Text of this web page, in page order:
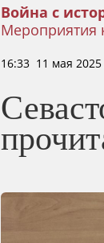
Война с
Мероприятия
16:33 11 мая 2025